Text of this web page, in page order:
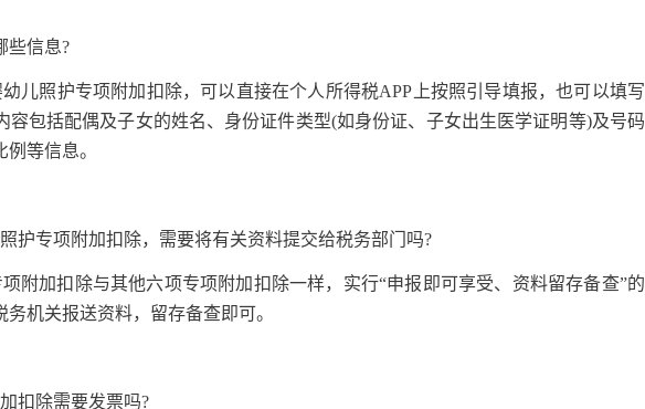
信息?
照护专项附加扣除，可以直接在个人所得税APP上按照引导填报，也可以填写
容包括配偶及子女的姓名、身份证件类型(如身份证、子女出生医学证明等)及号码
等信息。
专项附加扣除，需要将有关资料提交给税务部门吗?
加扣除与其他六项专项附加扣除一样，实行“申报即可享受、资料留存备查”的
机关报送资料，留存备查即可。
扣除需要发票吗?